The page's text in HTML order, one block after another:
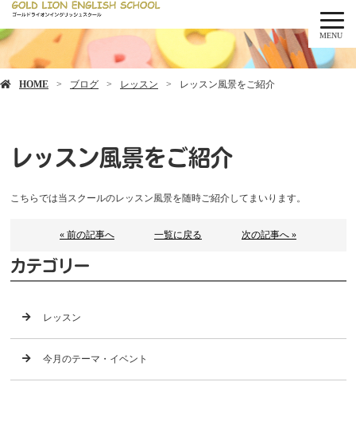
MENU
HOME ブログ レッスン レッスン風景をご紹介
レッスン風景をご紹介
こちらでは当スクールのレッスン風景を随時ご紹介してまいります。
« 前の記事へ 一覧に戻る 次の記事へ »
カテゴリー
レッスン
今月のテーマ・イベント